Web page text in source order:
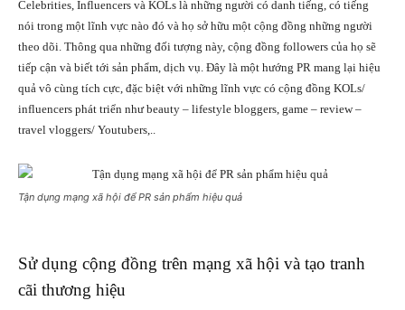
Celebrities, Influencers và KOLs là những người có danh tiếng, có tiếng
nói trong một lĩnh vực nào đó và họ sở hữu một cộng đồng những người
theo dõi. Thông qua những đối tượng này, cộng đồng followers của họ sẽ
tiếp cận và biết tới sản phẩm, dịch vụ. Đây là một hướng PR mang lại hiệu
quả vô cùng tích cực, đặc biệt với những lĩnh vực có cộng đồng KOLs/
influencers phát triển như beauty – lifestyle bloggers, game – review –
travel vloggers/ Youtubers,..
Tận dụng mạng xã hội để PR sản phẩm hiệu quả
Sử dụng cộng đồng trên mạng xã hội và tạo tranh
cãi thương hiệu